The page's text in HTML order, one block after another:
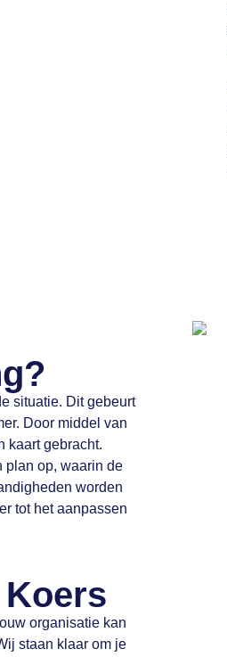
situatie. Dit gebeurt
Door middel van
kaart gebracht.
plan op, waarin de
worden
tot het aanpassen
organisatie kan
staan klaar om je